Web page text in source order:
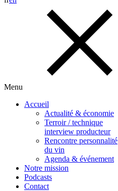
Menu
Accueil
Actualité & économie
Terroir / technique
interview producteur
Rencontre personnalité
du vin
Agenda & événement
Notre mission
Podcasts
Contact